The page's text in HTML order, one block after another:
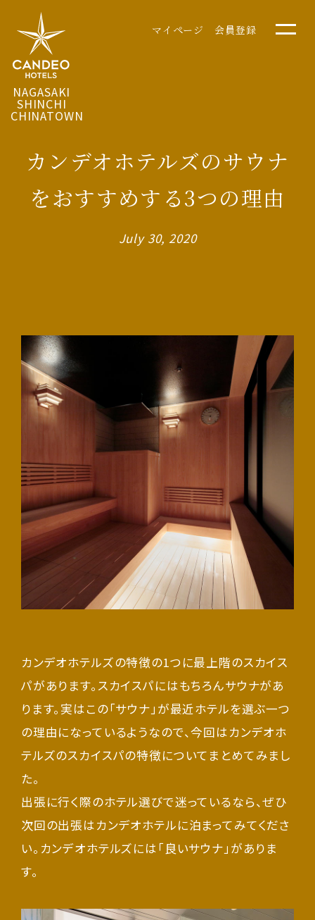
NAGASAKI
SHINCHI
CHINATOWN
マイページ 会員登録
カンデオホテルズのサウナ
をおすすめする3つの理由
July 30, 2020
カンデオホテルズの特徴の1つに最上階のスカイス
パがあります。スカイスパにはもちろんサウナがあ
ります。実はこの「サウナ」が最近ホテルを選ぶ一つ
の理由になっているようなので、今回はカンデオホ
テルズのスカイスパの特徴についてまとめてみまし
た。
出張に行く際のホテル選びで迷っているなら、ぜひ
次回の出張はカンデオホテルに泊まってみてくださ
い。カンデオホテルズには「良いサウナ」がありま
す。